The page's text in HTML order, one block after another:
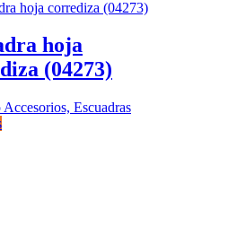
hoja
(04273)
Escuadras